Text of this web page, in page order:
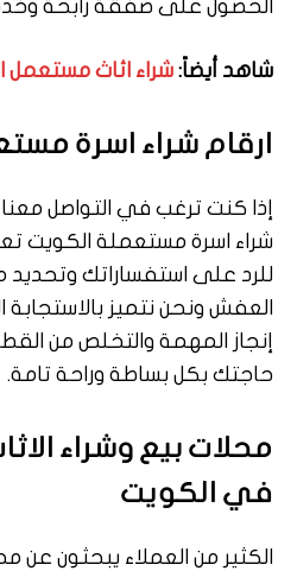
الحصول على صفقة رابحة
شاهد أيضاً: شراء اثاث مستعمل
ارقام شراء اسرة
إذا كنت ترغب في التواصل
شراء اسرة مستعملة الكويت
للرد على استفساراتك
العفش ونحن نتميز
إنجاز المهمة والتخلص من
حاجتك بكل بساطة وراحة تامة.
محلات بيع وشراء
في الكويت
الكثير من العملاء يبحثون عن